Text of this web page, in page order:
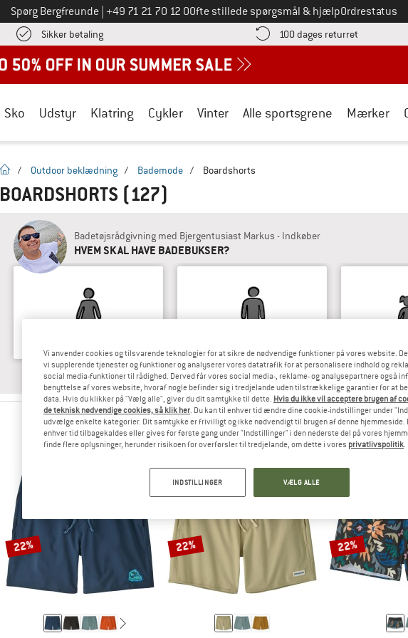
Spørg Bergfreunde Ring til os på
+49 71 21 70 12 0Ofte stillede spørgsmål & hjælpOrdrestatus
Sikker betalingFind betalingsoplysningerne her! Åbnes i en infoboks
100 dages returret Gå til
Sko Udstyr Klatring Cykler Vinter Alle sportsgrene Mærker
Hjemmeside
/ Outdoor beklædning / Bademode / Boardshorts
BOARDSHORTS (127)
Badetøjsrådgivning med Bjergentusiast Markus - Indkøber
HVEM SKAL HAVE BADEBUKSER?
SVARET
DAMER SVARET
HERRER
22% 22% 22%
Vi anvender cookies og tilsvarende teknologier for at sikre de nødvendige funktioner på vores website.
vi supplerende tjenester og funktioner og analyserer vores datatrafik for at personalisere indhold og
social media-funktioner til rådighed. Derved får vores social media-, reklame- og analysepartnere også
benyttelse af vores website, hvoraf nogle befinder sig i tredjelande uden tilstrækkelige garantier for at
data. Hvis du klikker på "Vælg alle", giver du dit samtykke til dette. Hvis du ikke vil acceptere brugen af
de teknisk nødvendige cookies, så klik her. Du kan til enhver tid ændre dine cookie-indstillinger under
udvælge enkelte kategorier. Dit samtykke er frivilligt og ikke nødvendigt til brugen af denne hjemmeside.
enhver tid tilbagekaldes eller gives for første gang under "Indstillinger" i den nederste del på vores
finde flere oplysninger, herunder risikoen for overførsler til tredjelande, om dette i vores privatlivspolitik.
INDSTILLINGER VÆLG ALLE